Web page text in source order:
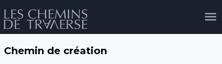
Chemin de création